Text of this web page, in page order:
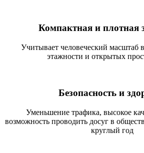
Компактная и плотная
Учитывает человеческий масштаб
этажности и открытых
Безопасность и
Уменьшение трафика, высокое
возможность проводить досуг в
круглый год